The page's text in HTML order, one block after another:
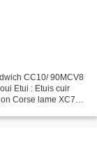
CC10/ 90MCV8
Etui : Etuis cuir
XC75 ,